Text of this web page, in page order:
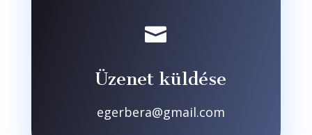

Üzenet küldése
egerbera@gmail.com